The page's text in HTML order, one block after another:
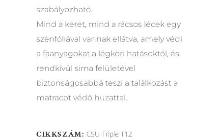
szabályozható.
Mind a keret, mind a rácsos lécek egy
szénfóliával vannak ellátva, amely védi
a faanyagokat a légköri hatásoktól, és
rendkívül sima felületével
biztonságosabbá teszi a találkozást a
matracot védő huzattal.
CIKKSZÁM: CSU-Triple T12